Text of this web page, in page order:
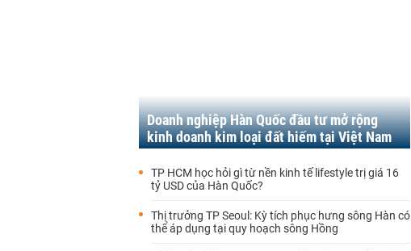
Doanh nghiệp Hàn Quốc đầu tư mở rộng
kinh doanh kim loại đất hiếm tại Việt Nam
TP HCM học hỏi gì từ nền kinh tế lifestyle trị giá 16
tỷ USD của Hàn Quốc?
Thị trưởng TP Seoul: Kỳ tích phục hưng sông Hàn có
thể áp dụng tại quy hoạch sông Hồng